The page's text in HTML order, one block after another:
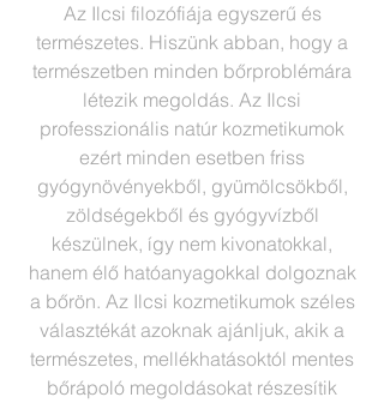
Az Ilcsi filozófiája egyszerű és
természetes. Hiszünk abban, hogy a
természetben minden bőrproblémára
létezik megoldás. Az Ilcsi
professzionális natúr kozmetikumok
ezért minden esetben friss
gyógynövényekből, gyümölcsökből,
zöldségekből és gyógyvízből
készülnek, így nem kivonatokkal,
hanem élő hatóanyagokkal dolgoznak
a bőrön. Az Ilcsi kozmetikumok széles
választékát azoknak ajánljuk, akik a
természetes, mellékhatásoktól mentes
bőrápoló megoldásokat részesítik